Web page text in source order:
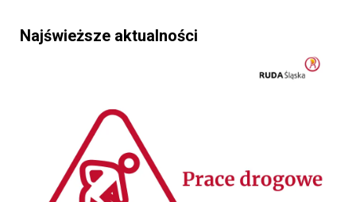
Najświeższe aktualności